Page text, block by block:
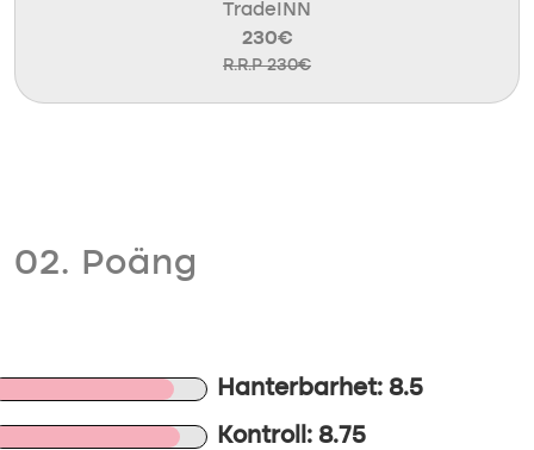
TradeINN
230€
R.R.P 230€
02. Poäng
Hanterbarhet: 8.5
Kontroll: 8.75